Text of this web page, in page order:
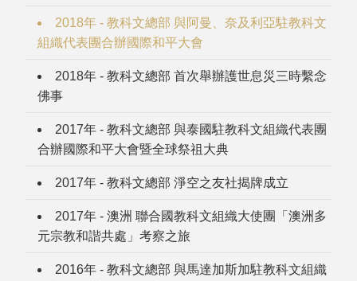
2018年 - 教科文總部 與阿曼、奈及利亞駐教科文
組織代表團合辦國際和平大會
2018年 - 教科文總部 首次舉辦護世息災三時繫念
佛事
2017年 - 教科文總部 與泰國駐教科文組織代表團
合辦國際和平大會暨全球祭祖大典
2017年 - 教科文總部 淨空之友社揭牌成立
2017年 - 澳洲 聯合國教科文組織大使團「澳洲多
元宗教和諧共處」考察之旅
2016年 - 教科文總部 與馬達加斯加駐教科文組織